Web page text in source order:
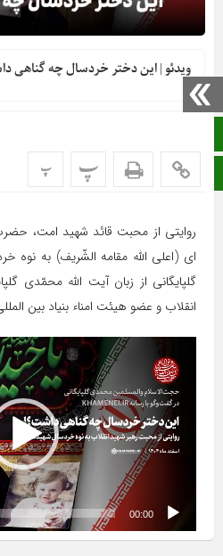
ویدئو | این دختر خردسال چه گناهی
پ پ
روایتی از محبت قائد شهید امت،
ای (اعلی الله مقامه الشّریف) به نوه
گلپایگانی از زبان آیت الله محمّدی
انقلاب و عضو هیئت امناء بنیاد بین
نمایشگر
ویدیو
00:00